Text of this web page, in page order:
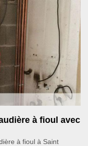
à fioul avec
à fioul à Saint